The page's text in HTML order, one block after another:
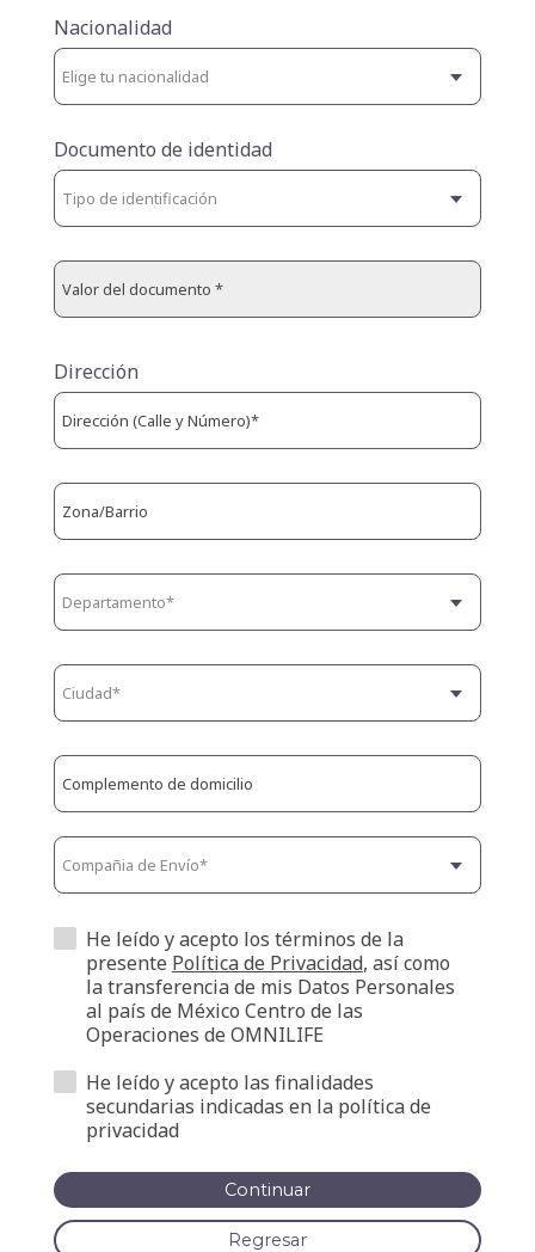
Nacionalidad
Documento de identidad
Dirección
He leído y acepto los términos de la
presente Política de Privacidad, así como
la transferencia de mis Datos Personales
al país de México Centro de las
Operaciones de OMNILIFE
He leído y acepto las finalidades
secundarias indicadas en la política de
privacidad
Regresar
Continuar